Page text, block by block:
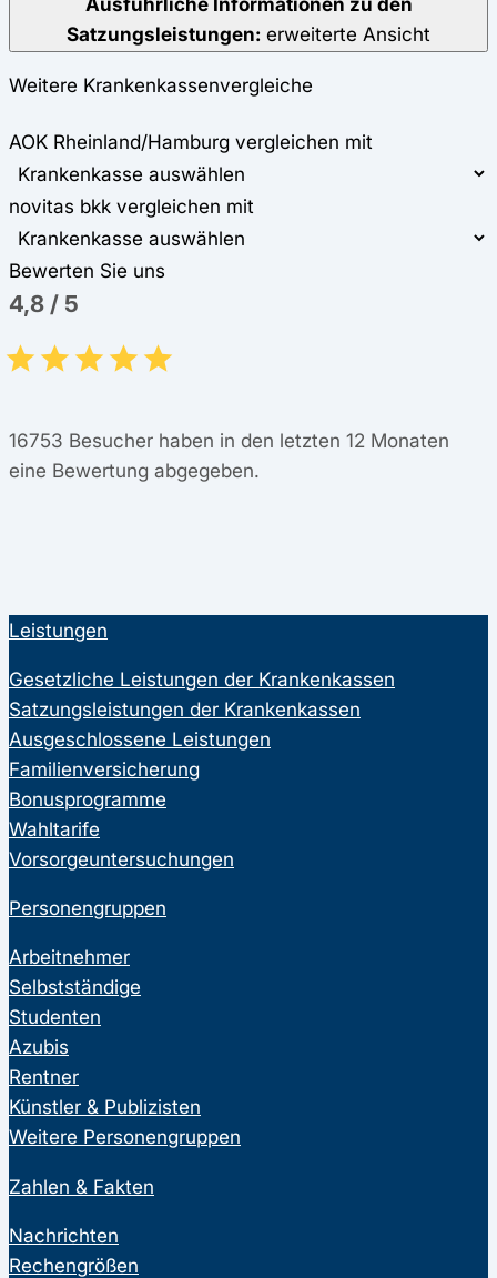
Satzungsleistungen: erweiterte Ansicht
Weitere Krankenkassenvergleiche
AOK Rheinland/Hamburg vergleichen mit
novitas bkk vergleichen mit
Bewerten Sie uns
4,8 / 5
16753 Besucher haben in den letzten 12 Monaten
eine Bewertung abgegeben.
Leistungen
Gesetzliche Leistungen der Krankenkassen
Satzungsleistungen der Krankenkassen
Ausgeschlossene Leistungen
Familienversicherung
Bonusprogramme
Wahltarife
Vorsorgeuntersuchungen
Personengruppen
Arbeitnehmer
Selbstständige
Studenten
Azubis
Rentner
Künstler & Publizisten
Weitere Personengruppen
Zahlen & Fakten
Nachrichten
Rechengrößen